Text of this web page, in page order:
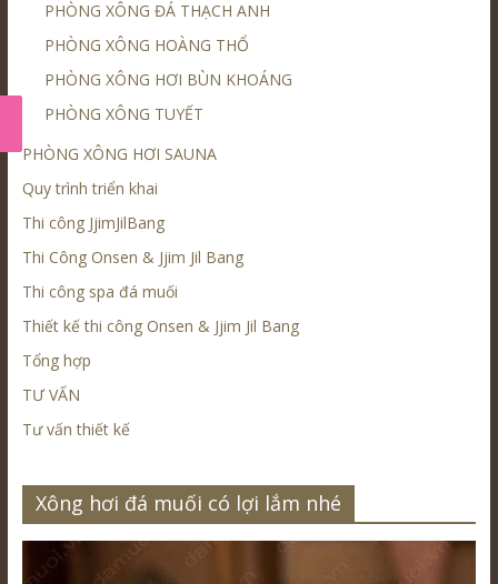
PHÒNG XÔNG ĐÁ THẠCH ANH
PHÒNG XÔNG HOÀNG THỔ
PHÒNG XÔNG HƠI BÙN KHOÁNG
PHÒNG XÔNG TUYẾT
PHÒNG XÔNG HƠI SAUNA
Quy trình triển khai
Thi công JjimJilBang
Thi Công Onsen & Jjim Jil Bang
Thi công spa đá muối
Thiết kế thi công Onsen & Jjim Jil Bang
Tổng hợp
TƯ VẤN
Tư vấn thiết kế
Xông hơi đá muối có lợi lắm nhé